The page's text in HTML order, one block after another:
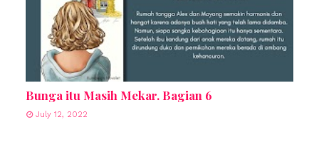
Bunga itu Masih Mekar. Bagian 6
July 12, 2022